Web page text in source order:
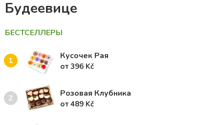
Будеевице
БЕСТСЕЛЛЕРЫ
1 Кусочек Рая
от 396 Kč
2 Розовая Клубника
от 489 Kč